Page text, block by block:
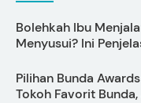
Bolehkah Ibu
Menyusui? Ini
Pilihan Bunda
Tokoh Favorit